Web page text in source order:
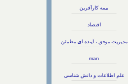
بیمه کارآفرین
اقتصاد
مدیریت موفق ، آینده ای مطمئن
man
علم اطلاعات و دانش شناسی